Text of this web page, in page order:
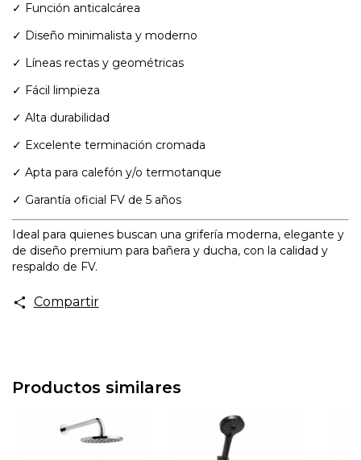
✓ Función anticalcárea
✓ Diseño minimalista y moderno
✓ Líneas rectas y geométricas
✓ Fácil limpieza
✓ Alta durabilidad
✓ Excelente terminación cromada
✓ Apta para calefón y/o termotanque
✓ Garantía oficial FV de 5 años
Ideal para quienes buscan una grifería moderna, elegante y
de diseño premium para bañera y ducha, con la calidad y
respaldo de FV.
Compartir
Productos similares